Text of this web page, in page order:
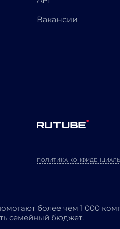
Вакансии
ПОЛИТИКА
более чем 1 000
семейный бюджет.